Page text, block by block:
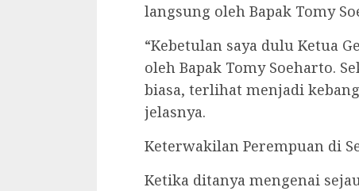
langsung oleh Bapak Tomy
“Kebetulan saya dulu Ketua
oleh Bapak Tomy Soeharto.
biasa, terlihat menjadi
jelasnya.
Keterwakilan Perempuan di
Ketika ditanya mengenai